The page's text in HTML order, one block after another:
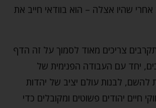
שהיו אצלה – הוא בוודאי חייב את
צריכים מאוד לסמוך על זה הדף
יחד עם העבודה הפנימית של
להשם, לבנות עולם יציב של יהדות
חיים יהודים פשוטים ומקובלים כדי